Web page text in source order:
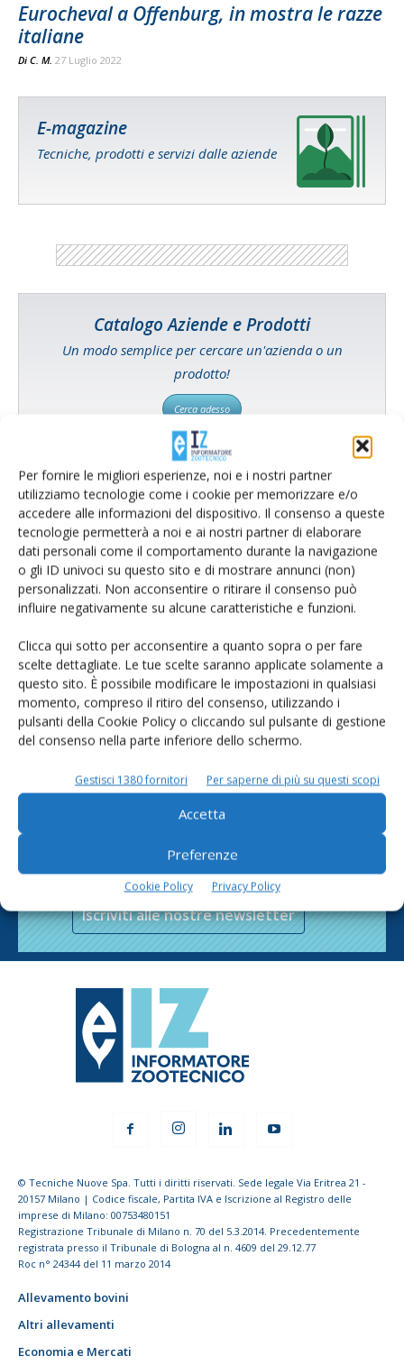
Per fornire le migliori esperienze, noi e i nostri partner
utilizziamo tecnologie come i cookie per memorizzare e/o
accedere alle informazioni del dispositivo. Il consenso a queste
tecnologie permetterà a noi e ai nostri partner di elaborare
dati personali come il comportamento durante la navigazione
o gli ID univoci su questo sito e di mostrare annunci (non)
personalizzati. Non acconsentire o ritirare il consenso può
influire negativamente su alcune caratteristiche e funzioni.
Clicca qui sotto per acconsentire a quanto sopra o per fare
scelte dettagliate. Le tue scelte saranno applicate solamente a
questo sito. È possibile modificare le impostazioni in qualsiasi
momento, compreso il ritiro del consenso, utilizzando i
pulsanti della Cookie Policy o cliccando sul pulsante di gestione
del consenso nella parte inferiore dello schermo.
Gestisci 1380 fornitori Per saperne di più su questi scopi
Accetta
Preferenze
Cookie Policy Privacy Policy
Eurocheval a Offenburg, in mostra le razze
italiane
Di C. M. 27 Luglio 2022
E-magazine
Tecniche, prodotti e servizi dalle aziende
Catalogo Aziende e Prodotti
Un modo semplice per cercare un'azienda o un
prodotto!
Cerca adesso
L'Esperto risponde
I consigli di Terra e Vita agli agricoltori
Cerca adesso
Rimani aggiornato sul mondo
dell’agricoltura
Iscriviti alle nostre newsletter
© Tecniche Nuove Spa. Tutti i diritti riservati. Sede legale Via Eritrea 21 -
20157 Milano | Codice fiscale, Partita IVA e Iscrizione al Registro delle
imprese di Milano: 00753480151
Registrazione Tribunale di Milano n. 70 del 5.3.2014. Precedentemente
registrata presso il Tribunale di Bologna al n. 4609 del 29.12.77
Roc n° 24344 del 11 marzo 2014
Allevamento bovini
Altri allevamenti
Economia e Mercati